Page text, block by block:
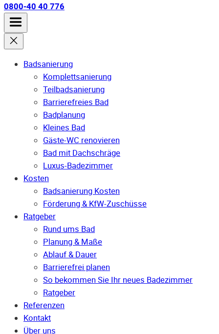
0800-40 40 776
Badsanierung
Komplettsanierung
Teilbadsanierung
Barrierefreies Bad
Badplanung
Kleines Bad
Gäste-WC renovieren
Bad mit Dachschräge
Luxus-Badezimmer
Kosten
Badsanierung Kosten
Förderung & KfW-Zuschüsse
Ratgeber
Rund ums Bad
Planung & Maße
Ablauf & Dauer
Barrierefrei planen
So bekommen Sie Ihr neues Badezimmer
Ratgeber
Referenzen
Kontakt
Über uns